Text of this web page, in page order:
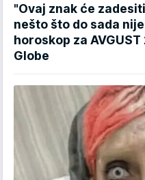
"Ovaj znak će
nešto što do sada
horoskop za
Globe